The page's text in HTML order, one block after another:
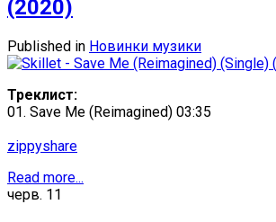
(2020)
Published in Новинки музики
Треклист:
01. Save Me (Reimagined) 03:35
zippyshare
Read more...
черв. 11